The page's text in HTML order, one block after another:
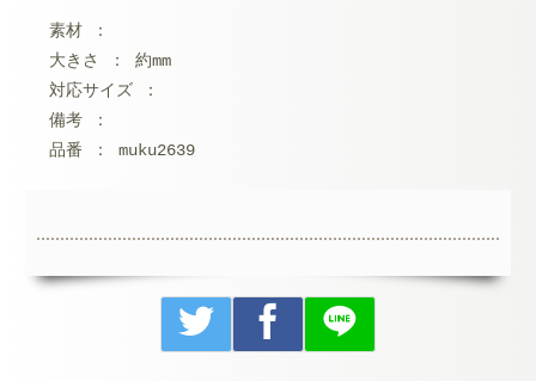
素材 ：
大きさ ： 約mm
対応サイズ ：
備考 ：
品番 ： muku2639